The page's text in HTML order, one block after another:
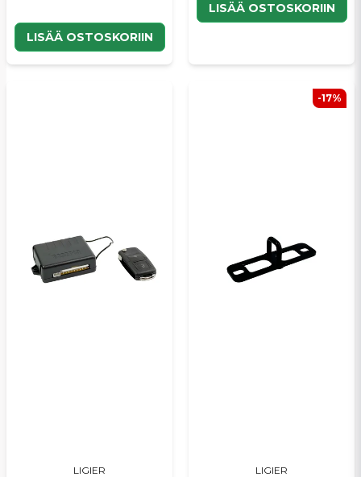
LISÄÄ OSTOSKORIIN
LISÄÄ OSTOSKORIIN
LIGIER
LIGIER
-17%